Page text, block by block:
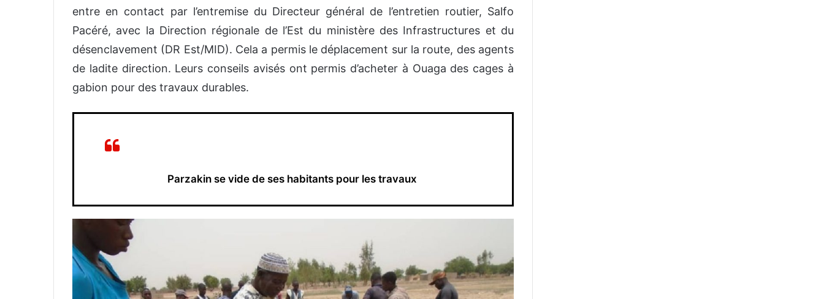
entre en contact par l’entremise du Directeur général de l’entretien routier, Salfo
Pacéré, avec la Direction régionale de l’Est du ministère des Infrastructures et du
désenclavement (DR Est/MID). Cela a permis le déplacement sur la route, des agents
de ladite direction. Leurs conseils avisés ont permis d’acheter à Ouaga des cages à
gabion pour des travaux durables.
Parzakin se vide de ses habitants pour les travaux